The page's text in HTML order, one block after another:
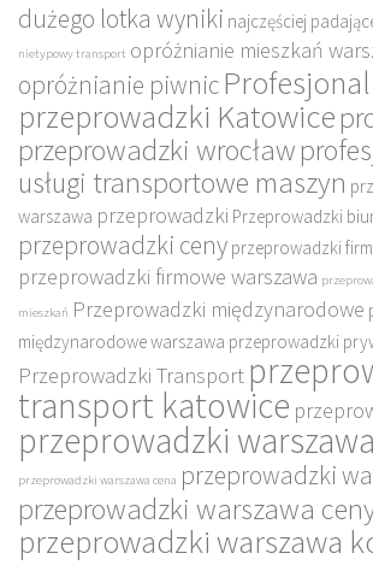
dużego lotka wyniki najczęściej
nietypowy transport opróżnianie mieszkań
opróżnianie piwnic
przeprowadzki Katowice
przeprowadzki wrocław
usługi transportowe maszyn
warszawa przeprowadzki Przeprowadzki
przeprowadzki ceny przeprowadzki
przeprowadzki firmowe warszawa
mieszkań Przeprowadzki międzynarodowe
międzynarodowe warszawa przeprowadzki
Przeprowadzki Transport
transport katowice
przeprowadzki warszawa
przeprowadzki warszawa cena przeprowadzki
przeprowadzki warszawa
przeprowadzki warszawa